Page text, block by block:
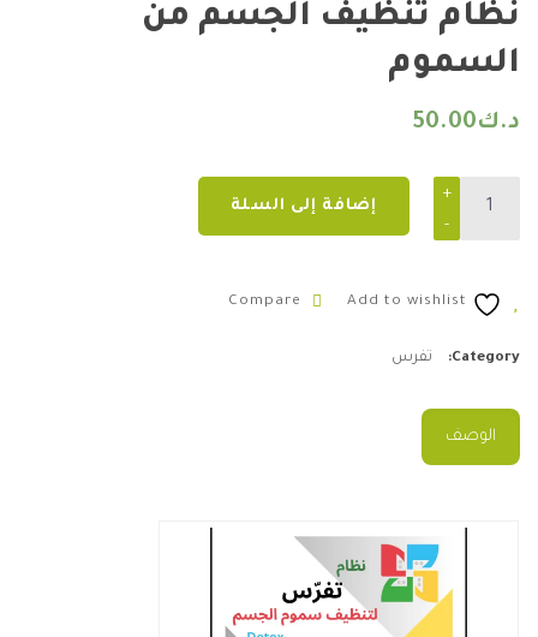
نظام تنظيف الجسم من
السموم
د.ك50.00
نظام تنظيف الجسم من السموم quantity
إضافة إلى السلة
Add to wishlist
Compare
Category: تفرس
الوصف